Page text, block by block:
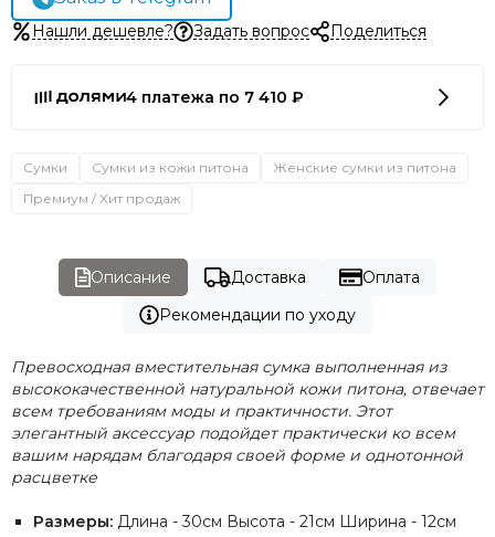
Нашли дешевле? Задать вопрос Поделиться
4 платежа по 7 410 ₽
Сумки Сумки из кожи питона
Женские сумки из питона
Премиум / Хит продаж
Описание Доставка
Оплата
Рекомендации по уходу
Превосходная вместительная сумка выполненная из
высококачественной натуральной кожи питона, отвечает
всем требованиям моды и практичности. Этот
элегантный аксессуар подойдет практически ко всем
вашим нарядам благодаря своей форме и однотонной
расцветке
Размеры: Длина - 30см Высота - 21см Ширина - 12см